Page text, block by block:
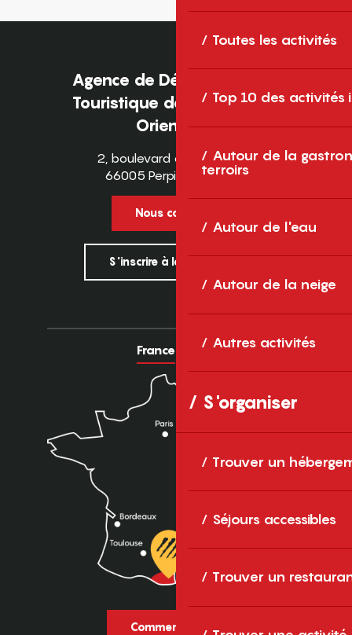
Toutes les activités
Top 10 des activités
Autour de la
terroirs
Autour de l'eau
Autour de la neige
Autres activités
S'organiser
Trouver un
Séjours accessibles
Trouver un
Agence de Développement
Touristique des Pyrénées-
Orientales
2, boulevard des Pyrénées
66005 Perpignan Cedex
Nous contacter
S'inscrire à la newsletter
France Europe
Comment venir ?